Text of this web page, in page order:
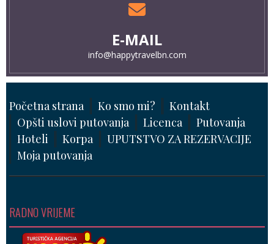
E-MAIL
info@happytravelbn.com
Početna strana Ko smo mi?
Kontakt
Opšti uslovi putovanja
Licenca
Putovanja
Hoteli
Korpa
UPUTSTVO ZA REZERVACIJE
Moja putovanja
RADNO VRIJEME